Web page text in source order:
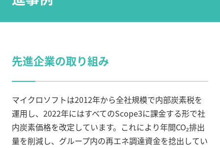
先進企業の取り組み
マイクロソフトは2012年から全社規模で内部炭素税を
運用し、2022年にはすべてのScope3に課金する形で社
内炭素価格を改定しています。これにより年間CO₂排出
量を削減し、グループ内の再エネ調達資金を捻出してい